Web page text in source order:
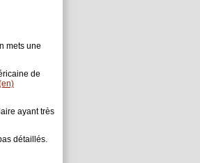
mets une
de
ayant très
détaillés.